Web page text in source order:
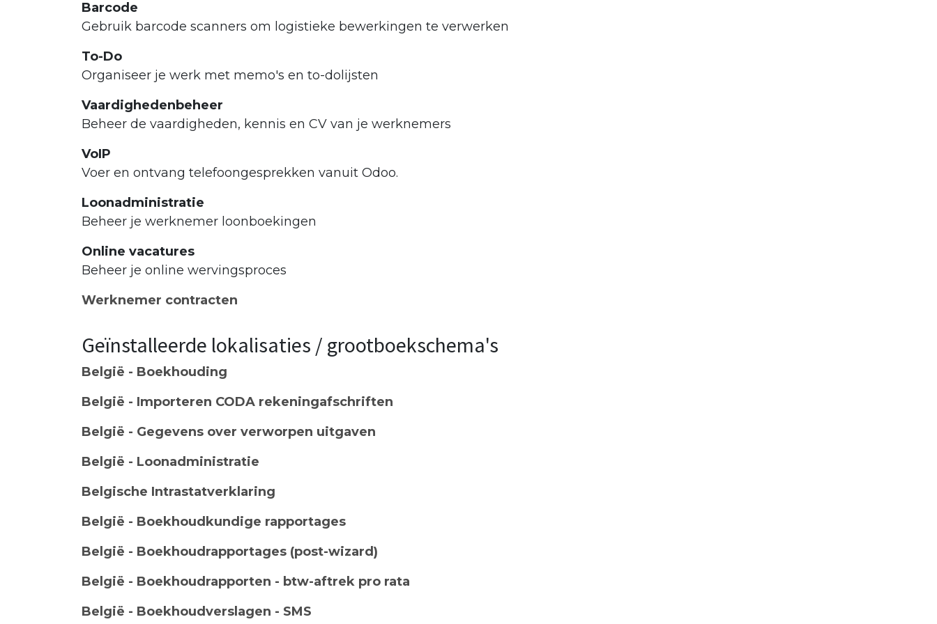
Barcode
Gebruik barcode scanners om logistieke bewerkingen te verwerken
To-Do
Organiseer je werk met memo's en to-dolijsten
Vaardighedenbeheer
Beheer de vaardigheden, kennis en CV van je werknemers
VoIP
Voer en ontvang telefoongesprekken vanuit Odoo.
Loonadministratie
Beheer je werknemer loonboekingen
Online vacatures
Beheer je online wervingsproces
Werknemer contracten
Geïnstalleerde lokalisaties / grootboekschema's
België - Boekhouding
België - Importeren CODA rekeningafschriften
België - Gegevens over verworpen uitgaven
België - Loonadministratie
Belgische Intrastatverklaring
België - Boekhoudkundige rapportages
België - Boekhoudrapportages (post-wizard)
België - Boekhoudrapporten - btw-aftrek pro rata
België - Boekhoudverslagen - SMS